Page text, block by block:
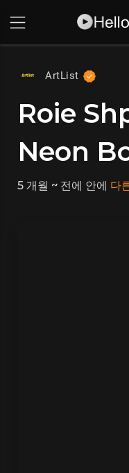
ArtList
Roie
Neon
5 개월 ~ 전에 안에 다